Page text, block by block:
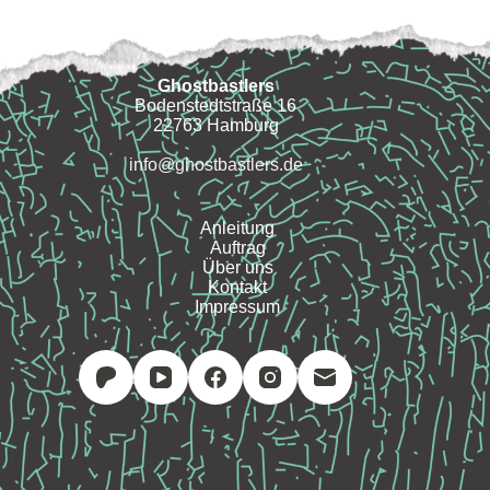
Ghostbastlers
Bodenstedtstraße 16
22763 Hamburg
info@ghostbastlers.de
Anleitung
Auftrag
Über uns
Kontakt
Impressum